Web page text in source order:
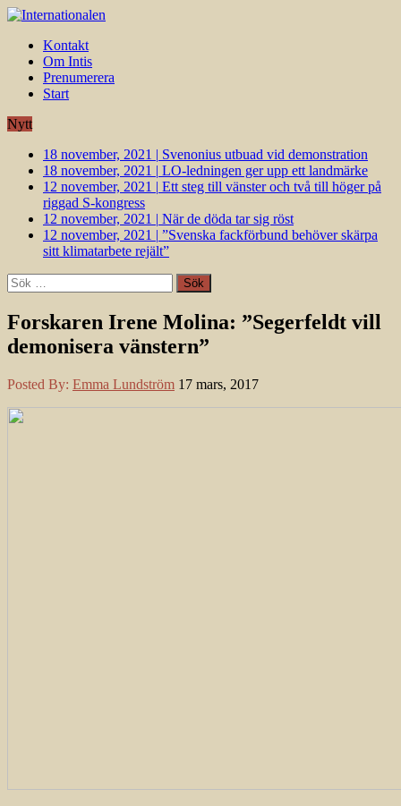
Kontakt
Om Intis
Prenumerera
Start
Nytt
18 november, 2021 | Svenonius utbuad vid demonstration
18 november, 2021 | LO-ledningen ger upp ett landmärke
12 november, 2021 | Ett steg till vänster och två till höger på
riggad S-kongress
12 november, 2021 | När de döda tar sig röst
12 november, 2021 | ”Svenska fackförbund behöver skärpa
sitt klimatarbete rejält”
Sök
efter:
Forskaren Irene Molina: ”Segerfeldt vill
demonisera vänstern”
Posted By: Emma Lundström 17 mars, 2017